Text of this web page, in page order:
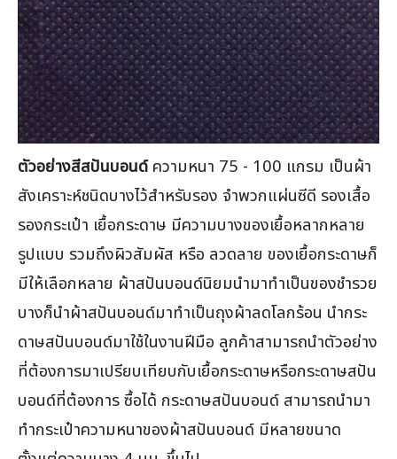
ตัวอย่างสีสปันบอนด์ความหนา 75 - 100 แกรม เป็นผ้า
สังเคราะห์ชนิดบางไว้สำหรับรอง จำพวกแผ่นซีดี รองเสื้อ
รองกระเป๋า เยื้อกระดาษ มีความบางของเยื้อหลากหลาย
รูปแบบ รวมถึงผิวสัมผัส หรือ ลวดลาย ของเยื้อกระดาษก็
มีให้เลือกหลาย ผ้าสปันบอนด์นิยมนำมาทำเป็นของชำรวย
บางก็นำผ้าสปันบอนด์มาทำเป็นถุงผ้าลดโลกร้อน นำกระ
ดาษสปันบอนด์มาใช้ในงานฝีมือ ลูกค้าสามารถนำตัวอย่าง
ที่ต้องการมาเปรียบเทียบกับเยื้อกระดาษหรือกระดาษสปัน
บอนด์ที่ต้องการ ซื้อได้ กระดาษสปันบอนด์ สามารถนำมา
ทำกระเป๋าความหนาของผ้าสปันบอนด์ มีหลายขนาด